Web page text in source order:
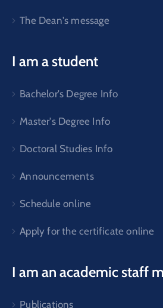
The Dean's message
I am a student
Bachelor's Degree Info
Master's Degree Info
Doctoral Studies Info
Announcements
Schedule online
Apply for the certificate online
I am an academic staff
Publications